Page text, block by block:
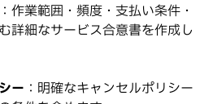
：作業範囲・頻度・支払い条件・
詳細なサービス合意書を作成し
ー ：明確なキャンセルポリシー